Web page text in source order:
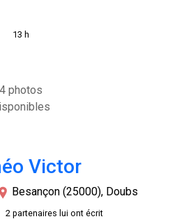
13 h
4 photos
Victor
Besançon (25000), Doubs
2 partenaires lui ont écrit